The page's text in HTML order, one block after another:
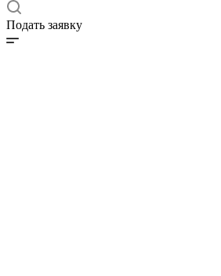
Подать заявку